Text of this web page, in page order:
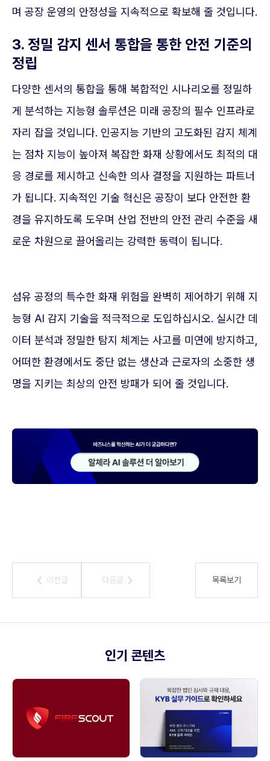
며 공장 운영의 안정성을 지속적으로 확보해 줄 것입니다.
3. 정밀 감지 센서 통합을 통한 안전 기준의
정립
다양한 센서의 통합을 통해 복합적인 시나리오를 정밀하
게 분석하는 지능형 솔루션은 미래 공장의 필수 인프라로
자리 잡을 것입니다. 인공지능 기반의 고도화된 감지 체계
는 점차 지능이 높아져 복잡한 화재 상황에서도 최적의 대
응 경로를 제시하고 신속한 의사 결정을 지원하는 파트너
가 됩니다. 지속적인 기술 혁신은 공장이 보다 안전한 환
경을 유지하도록 도우며 산업 전반의 안전 관리 수준을 새
로운 차원으로 끌어올리는 강력한 동력이 됩니다.
섬유 공정의 특수한 화재 위험을 완벽히 제어하기 위해 지
능형 AI 감지 기술을 적극적으로 도입하십시오. 실시간 데
이터 분석과 정밀한 탐지 체계는 사고를 미연에 방지하고,
어떠한 환경에서도 중단 없는 생산과 근로자의 소중한 생
명을 지키는 최상의 안전 방패가 되어 줄 것입니다.
이전글
이전글 다음글
다음글 목록보기
인기 콘텐츠